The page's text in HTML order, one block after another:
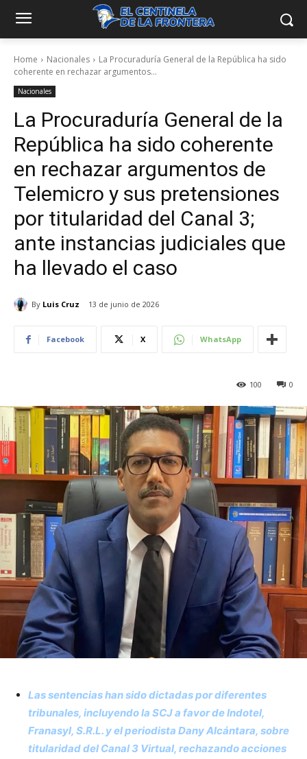
Home Nacionales
La Procuraduría General de la República ha sido
coherente en rechazar argumentos...
Nacionales
La Procuraduría General de la
República ha sido coherente
en rechazar argumentos de
Telemicro y sus pretensiones
por titularidad del Canal 3;
ante instancias judiciales que
ha llevado el caso
By Luis Cruz 13 de junio de 2026
Facebook X WhatsApp
0
100
Las sentencias han sido dictadas por diferentes
tribunales, incluyendo la SCJ a favor de Indotel,
Franasyl, S.R.L. y el periodista Dany Alcántara, sobre
titularidad del Canal 3 Virtual, rechazando acciones